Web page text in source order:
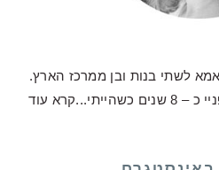
לשתי בנות ובן ממרכז הארץ.
קרא עוד